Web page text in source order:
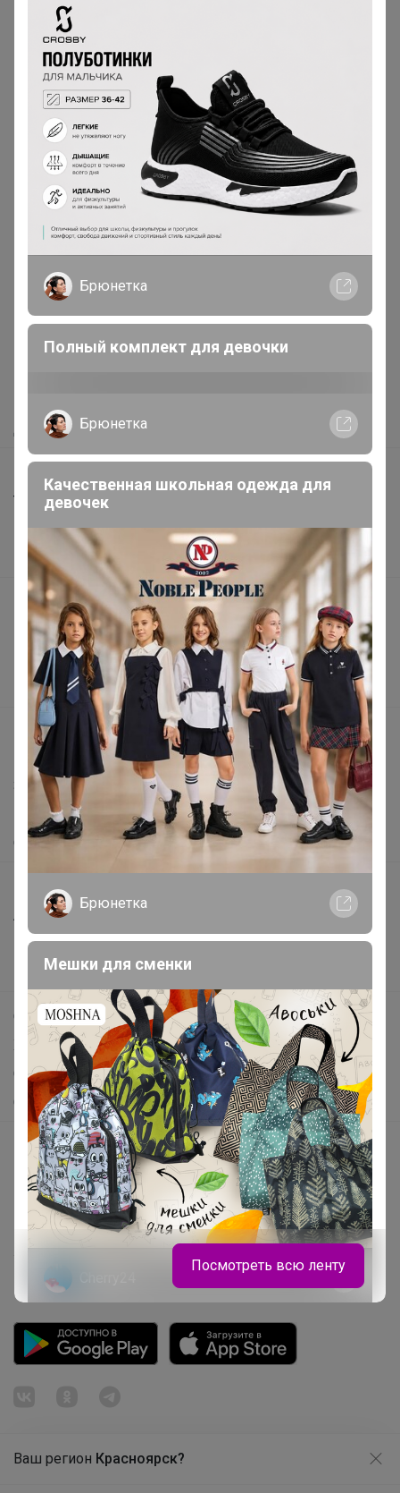
Ваш регион Красноярск?
Даурия , добрый день, включите в счёт, пожалуйста
1 2 3
Показаны записи1-10 из130.
Реклама
Как здесь все устроено?
Доставка
Шоурумы
Торговые марки
Наша команда
В наличии
Подарочные сертификаты
Реклама на сайте
Поставщикам
Вакансии
support@24-ok.ru
Написать в поддержку
Защита покупателя
Помощь
О нас
Все предложения
Анонсы
Новости
Поддержка альпак
Самое выгодное
Хиты продаж
Самое желанное
Самое быстрое
Начать зарабатывать с 24-ok
Picabox.ru - Лучшее место для ваших изображений
Розыгрыш - Генератор случайных чисел
Пульс нашего маркетплейса
Брюнетка
Полный комплект для девочки
Брюнетка
Качественная школьная одежда для
девочек
Брюнетка
Мешки для сменки
Лонгслив для девочки "Золотой
ключик"
Посмотреть всю ленту
Продолжая использовать этот сайт и нажимая кнопку